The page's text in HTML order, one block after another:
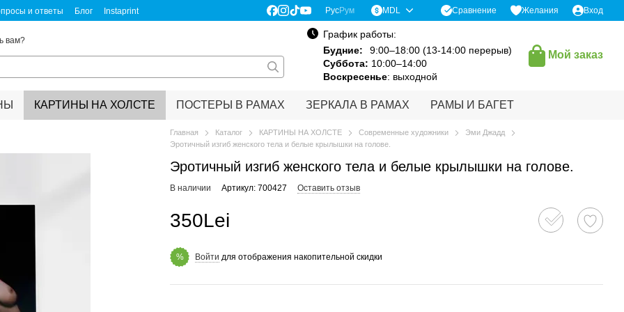
и ответы Блог
Instaprint
РусРум MDL Сравнение Желания Вход
вам?
График работы:
Будние:
9:00–18:00 (13-14:00 перерыв)
Суббота: 10:00–14:00
Воскресенье: выходной
Мой заказ
КАРТИНЫ НА ХОЛСТЕ ПОСТЕРЫ В РАМАХ ЗЕРКАЛА В РАМАХ РАМЫ И БАГЕТ
Главная Каталог КАРТИНЫ НА ХОЛСТЕ Современные художники
Эми Джадд
Эротичный изгиб женского тела и белые крылышки на голове.
Эротичный изгиб женского тела и белые крылышки на голове.
В наличии Артикул: 700427 Оставить отзыв
350Lei
% Войти для отображения накопительной скидки